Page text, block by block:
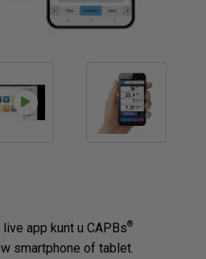
app kunt u CAPBs®
smartphone of tablet.